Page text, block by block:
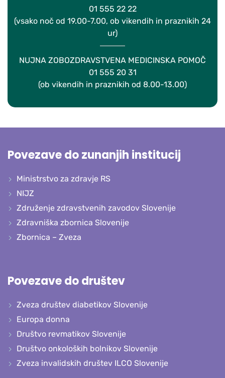
01 555 22 22
(vsako noč od 19.00-7.00, ob vikendih in praznikih 24
ur)
NUJNA ZOBOZDRAVSTVENA MEDICINSKA POMOČ
01 555 20 31
(ob vikendih in praznikih od 8.00-13.00)
Povezave do zunanjih institucij
Ministrstvo za zdravje RS
NIJZ
Združenje zdravstvenih zavodov Slovenije
Zdravniška zbornica Slovenije
Zbornica – Zveza
Povezave do društev
Zveza društev diabetikov Slovenije
Europa donna
Društvo revmatikov Slovenije
Društvo onkoloških bolnikov Slovenije
Zveza invalidskih društev ILCO Slovenije